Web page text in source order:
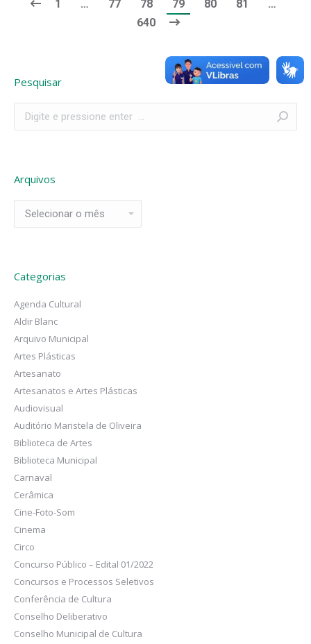
1 … 77 78 79 80 81
…
640
Pesquisar
Arquivos
Categorias
Agenda Cultural
Aldir Blanc
Arquivo Municipal
Artes Plásticas
Artesanato
Artesanatos e Artes Plásticas
Audiovisual
Auditório Maristela de Oliveira
Biblioteca de Artes
Biblioteca Municipal
Carnaval
Cerâmica
Cine-Foto-Som
Cinema
Circo
Concurso Público – Edital 01/2022
Concursos e Processos Seletivos
Conferência de Cultura
Conselho Deliberativo
Conselho Municipal de Cultura